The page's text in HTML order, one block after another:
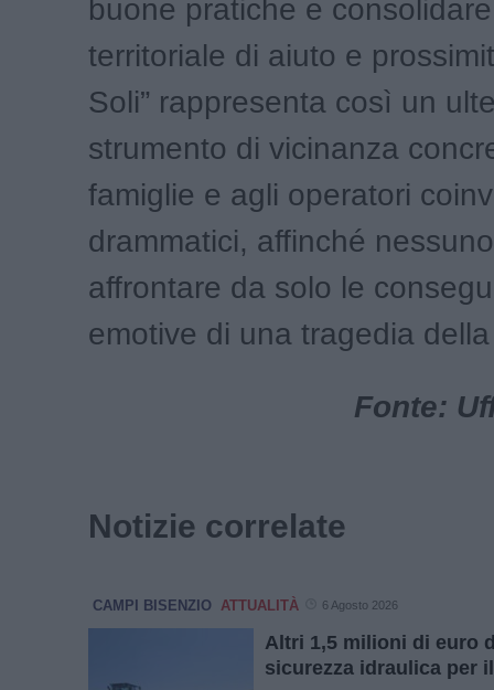
buone pratiche e
territoriale di aiuto e
Soli” rappresenta così un
strumento di vicinanza
famiglie e agli operatori
drammatici, affinché
affrontare da solo le
emotive di una tragedia
Fonte:
Notizie correlate
CAMPI BISENZIO ATTUALITÀ 6 Agosto 2026
Altri 1,5 milioni di euro
sicurezza idraulica per